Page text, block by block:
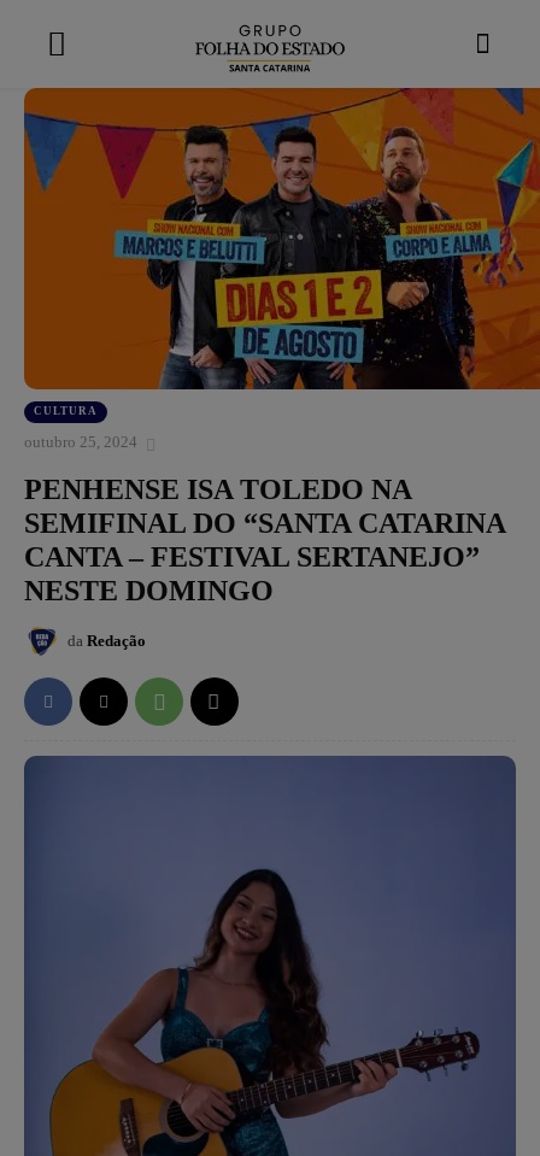
CULTURA
outubro 25, 2024
PENHENSE ISA TOLEDO NA
SEMIFINAL DO “SANTA CATARINA
CANTA – FESTIVAL SERTANEJO”
NESTE DOMINGO
da Redação